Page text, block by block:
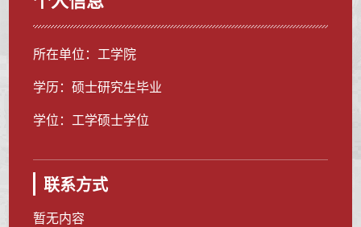
所在单位：工学院
学历：硕士研究生毕业
学位：工学硕士学位
联系方式
暂无内容